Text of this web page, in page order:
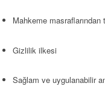
Mahkeme masraflarından
Gizlilik ilkesi
Sağlam ve uygulanabilir